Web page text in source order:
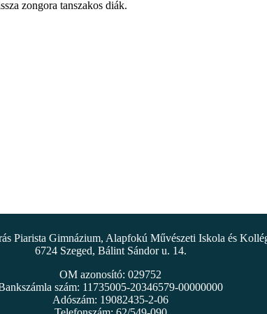
zongora tanszakos diák.
Piarista Gimnázium, Alapfokú Művészeti Iskola és
6724 Szeged, Bálint Sándor u. 14.
OM azonosító: 029752
szám: 11735005-20346579-00000000
Adószám: 19082435-2-06